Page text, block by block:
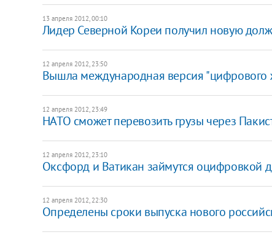
13 апреля 2012, 00:10
Лидер Северной Кореи получил новую
12 апреля 2012, 23:50
Вышла международная версия "цифрового
12 апреля 2012, 23:49
НАТО сможет перевозить грузы через
12 апреля 2012, 23:10
Оксфорд и Ватикан займутся оцифровкой
12 апреля 2012, 22:30
Определены сроки выпуска нового